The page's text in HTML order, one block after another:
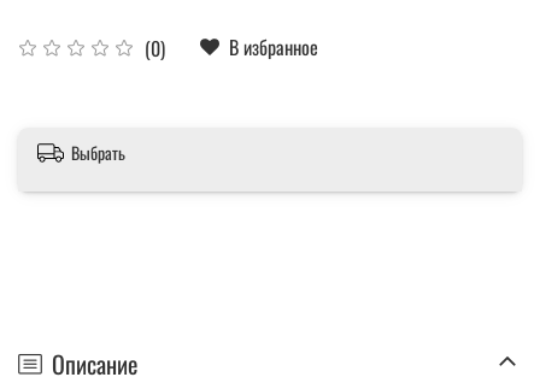
(0) В избранное
Выбрать
Описание